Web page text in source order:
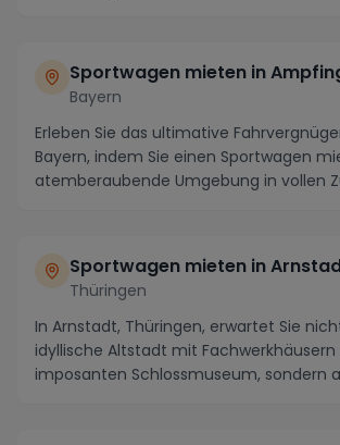
Sportwagen mieten in
Bayern
Erleben Sie das ultimative
Bayern, indem Sie einen Sportwagen
atemberaubende Umgebung in vollen
Sportwagen mieten in
Thüringen
In Arnstadt, Thüringen, erwartet Sie
idyllische Altstadt mit
imposanten Schlossmuseum, sondern